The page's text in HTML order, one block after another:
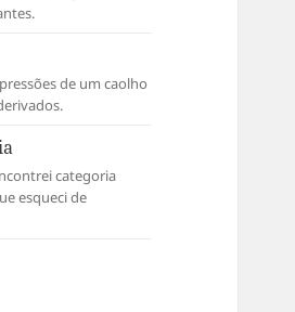
de um caolho
categoria
esqueci de